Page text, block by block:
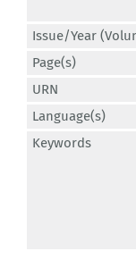
Issue/Year
Page(s)
URN
Language(s)
Keywords